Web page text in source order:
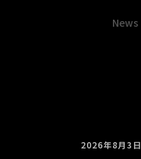
News
2026年8月3日